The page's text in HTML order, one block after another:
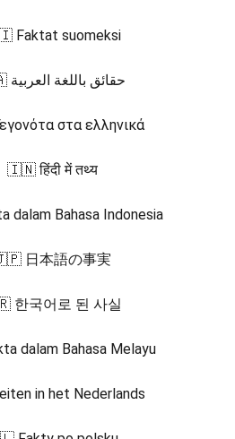
Faktat suomeksi
🇸🇦 حقائق باللغة العربية
στα ελληνικά
🇮🇳 हिंदी में तथ्य
Bahasa Indonesia
日本語の事実
한국어로 된 사실
dalam Bahasa Melayu
in het Nederlands